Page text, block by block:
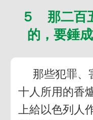
５ 那二百
的，要錘
那些犯罪、
十人所用的香
上給以色列人